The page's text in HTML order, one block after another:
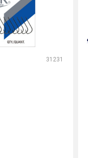
31231